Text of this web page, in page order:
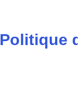
Politique